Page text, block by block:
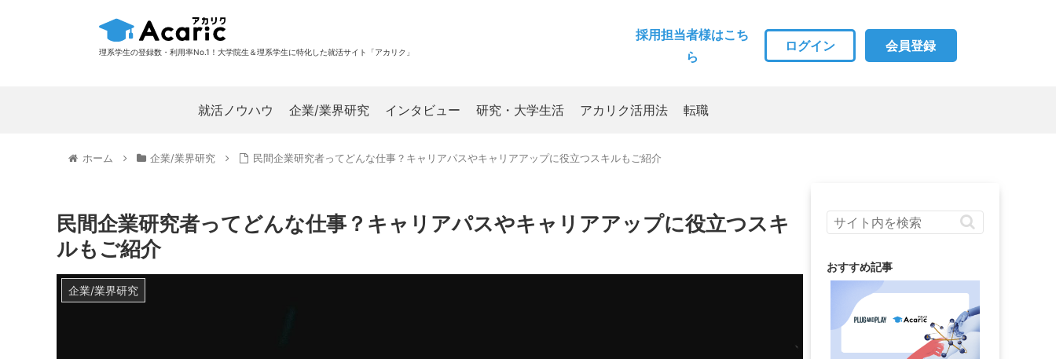
理系学生の登録数・利用率No.1！大学院生＆理系学生に特化した就活サイト「アカリク」
採用担当者様はこち
ら
ログイン 会員登録
就活ノウハウ 企業/業界研究 インタビュー 研究・大学生活 アカリク活用法 転職
ホーム 企業/業界研究 民間企業研究者ってどんな仕事？キャリアパスやキャリアアップに役立つスキルもご紹介
民間企業研究者ってどんな仕事？キャリアパスやキャリアアップに役立つスキ
ルもご紹介
企業/業界研究
おすすめ記事